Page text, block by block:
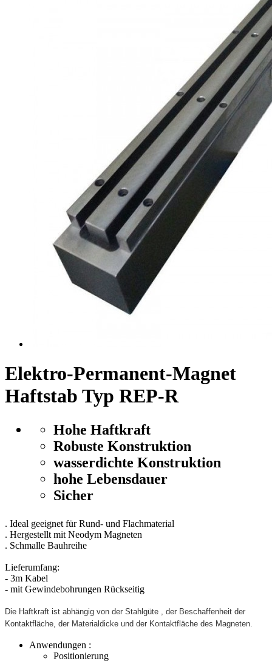
Elektro-Permanent-Magnet
Haftstab Typ REP-R
Hohe Haftkraft
Robuste Konstruktion
wasserdichte Konstruktion
hohe Lebensdauer
Sicher
. Ideal geeignet für Rund- und Flachmaterial
. Hergestellt mit Neodym Magneten
. Schmalle Bauhreihe
Lieferumfang:
- 3m Kabel
- mit Gewindebohrungen Rückseitig
Die Haftkraft ist abhängig von der Stahlgüte , der Beschaffenheit der
Kontaktfläche, der Materialdicke und der Kontaktfläche des Magneten.
Anwendungen :
Positionierung